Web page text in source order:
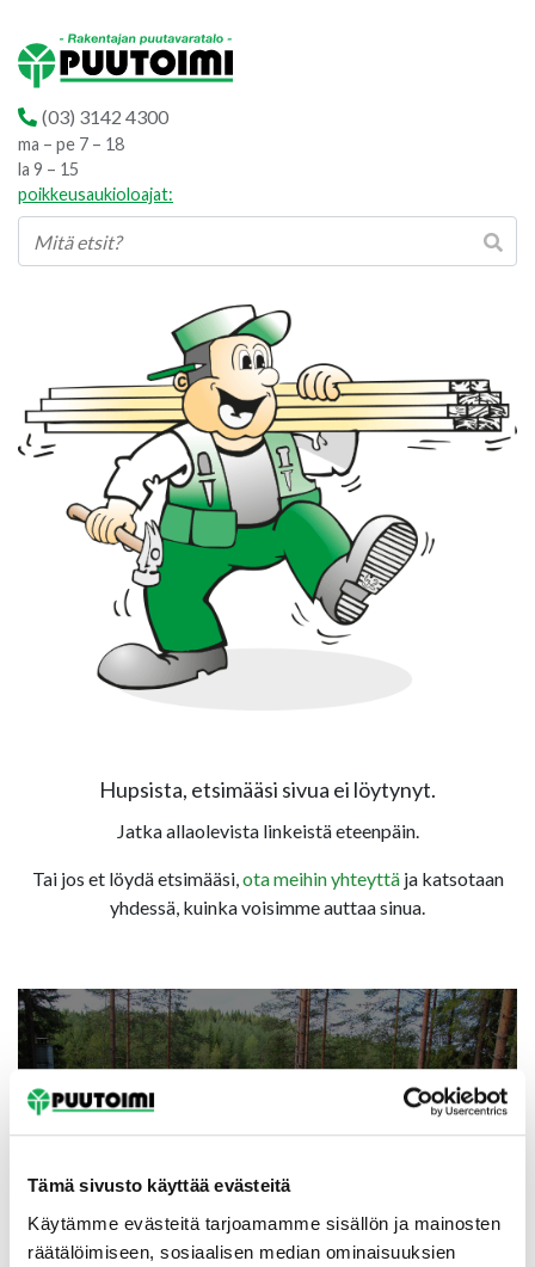
Tämä sivusto käyttää evästeitä
Käytämme evästeitä tarjoamamme sisällön ja mainosten
räätälöimiseen, sosiaalisen median ominaisuuksien
(03) 3142 4300
ma – pe 7 – 18
la 9 – 15
poikkeusaukioloajat:
Hupsista, etsimääsi sivua ei löytynyt.
Jatka allaolevista linkeistä eteenpäin.
Tai jos et löydä etsimääsi,ota meihin yhteyttäja katsotaan
yhdessä, kuinka voisimme auttaa sinua.